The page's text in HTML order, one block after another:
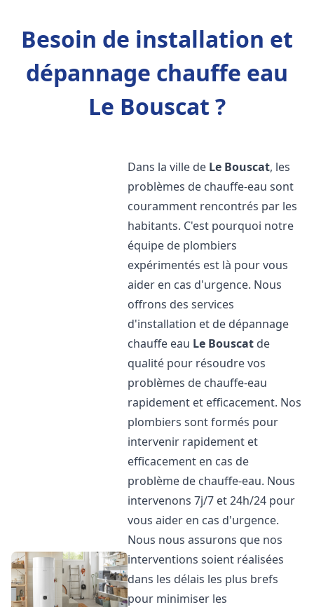
Besoin de installation et
dépannage chauffe eau
Le Bouscat ?
Dans la ville de Le Bouscat, les
problèmes de chauffe-eau sont
couramment rencontrés par les
habitants. C'est pourquoi notre
équipe de plombiers
expérimentés est là pour vous
aider en cas d'urgence. Nous
offrons des services
d'installation et de dépannage
chauffe eau Le Bouscat de
qualité pour résoudre vos
problèmes de chauffe-eau
rapidement et efficacement. Nos
plombiers sont formés pour
intervenir rapidement et
efficacement en cas de
problème de chauffe-eau. Nous
intervenons 7j/7 et 24h/24 pour
vous aider en cas d'urgence.
Nous nous assurons que nos
interventions soient réalisées
dans les délais les plus brefs
pour minimiser les